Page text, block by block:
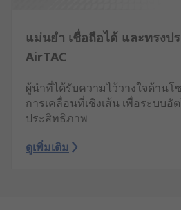
แม่นยำ เชื่อถือได้ และทรงป
AirTAC
ผู้นำที่ได้รับความไว้วางใจด้าน
การเคลื่อนที่เชิงเส้น เพื่อระบบ
ประสิทธิภาพ
ดูเพิ่มเติม